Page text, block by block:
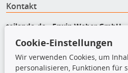
Kontakt
teilando.de - Erwin Weber GmbH
Von-Reuental-Straße 8a
85376 Hetzenhausen
+49 (0) 8165 / 5093200
Cookie-Einstellungen
Wir verwenden Cookies, um
personalisieren, Funktionen für